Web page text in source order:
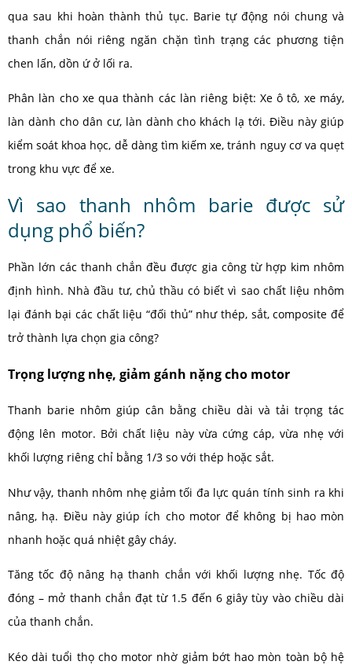
qua sau khi hoàn thành thủ tục. Barie tự động nói chung và
thanh chắn nói riêng ngăn chặn tình trạng các phương tiện
chen lấn, dồn ứ ở lối ra.
Phân làn cho xe qua thành các làn riêng biệt: Xe ô tô, xe máy,
làn dành cho dân cư, làn dành cho khách lạ tới. Điều này giúp
kiểm soát khoa học, dễ dàng tìm kiếm xe, tránh nguy cơ va quẹt
trong khu vực để xe.
Vì sao thanh nhôm barie được sử
dụng phổ biến?
Phần lớn các thanh chắn đều được gia công từ hợp kim nhôm
định hình. Nhà đầu tư, chủ thầu có biết vì sao chất liệu nhôm
lại đánh bại các chất liệu “đối thủ” như thép, sắt, composite để
trở thành lựa chọn gia công?
Trọng lượng nhẹ, giảm gánh nặng cho motor
Thanh barie nhôm giúp cân bằng chiều dài và tải trọng tác
động lên motor. Bởi chất liệu này vừa cứng cáp, vừa nhẹ với
khối lượng riêng chỉ bằng 1/3 so với thép hoặc sắt.
Như vậy, thanh nhôm nhẹ giảm tối đa lực quán tính sinh ra khi
nâng, hạ. Điều này giúp ích cho motor để không bị hao mòn
nhanh hoặc quá nhiệt gây cháy.
Tăng tốc độ nâng hạ thanh chắn với khối lượng nhẹ. Tốc độ
đóng – mở thanh chắn đạt từ 1.5 đến 6 giây tùy vào chiều dài
của thanh chắn.
Kéo dài tuổi thọ cho motor nhờ giảm bớt hao mòn toàn bộ hệ